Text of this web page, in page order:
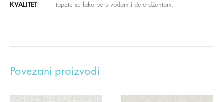
KVALITET tapete se lako peru vodom i deterdžentom.
Povezani proizvodi